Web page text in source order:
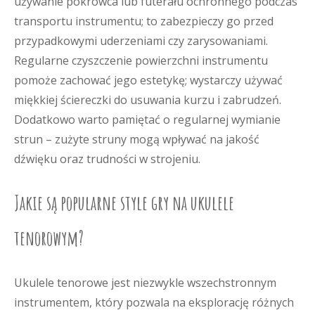
transportu instrumentu; to zabezpieczy go przed
przypadkowymi uderzeniami czy zarysowaniami.
Regularne czyszczenie powierzchni instrumentu
pomoże zachować jego estetykę; wystarczy używać
miękkiej ściereczki do usuwania kurzu i zabrudzeń.
Dodatkowo warto pamiętać o regularnej wymianie
strun – zużyte struny mogą wpływać na jakość
dźwięku oraz trudności w strojeniu.
Jakie są popularne style gry na ukulele
tenorowym?
Ukulele tenorowe jest niezwykle wszechstronnym
instrumentem, który pozwala na eksplorację różnych